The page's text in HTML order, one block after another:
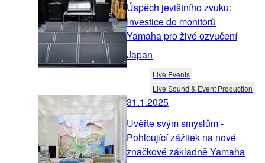
Úspěch jevištního zvuku:
Investice do monitorů
Yamaha pro živé ozvučení
Japan
Live Events
Live Sound & Event Production
31.1.2025
Uvěřte svým smyslům -
Pohlcující zážitek na nové
značkové základně Yamaha